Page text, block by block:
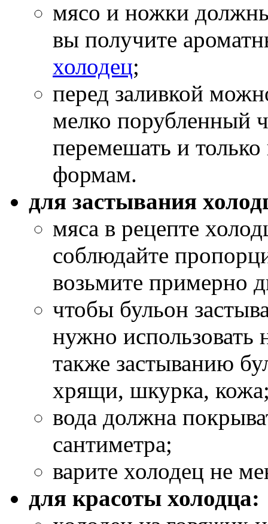
мясо и ножки
вы получите
холодец;
перед заливкой
мелко порубленный
перемешать и только
формам.
для застывания
мяса в рецепте
соблюдайте
возьмите примерно
чтобы бульон
нужно
также застыванию
хрящи, шкурка,
вода должна
сантиметра;
варите холодец не
для красоты холодца: